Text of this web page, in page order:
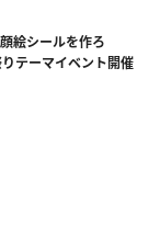
絵シールを作ろ
テーマイベント開催